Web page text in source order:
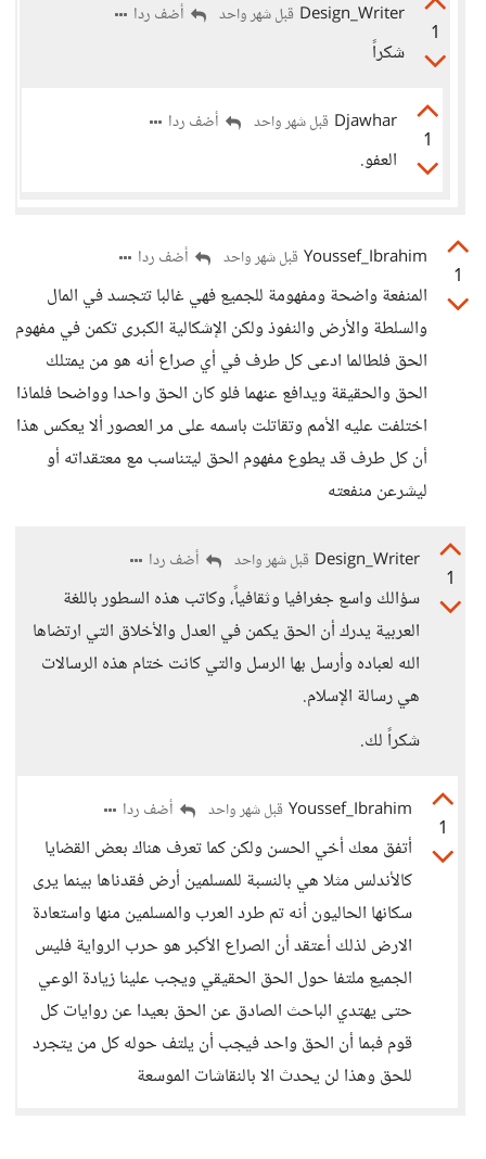
1
Design_Writer قبل شهر واحد أضف ردا
شكراً
1
Djawhar قبل شهر واحد أضف ردا
العفو.
1
Youssef_Ibrahim قبل شهر واحد أضف ردا
المنفعة واضحة ومفهومة للجميع فهي غالبا تتجسد في المال
والسلطة والأرض والنفوذ ولكن الإشكالية الكبرى تكمن في مفهوم
الحق فلطالما ادعى كل طرف في أي صراع أنه هو من يمتلك
الحق والحقيقة ويدافع عنهما فلو كان الحق واحدا وواضحا فلماذا
اختلفت عليه الأمم وتقاتلت باسمه على مر العصور ألا يعكس هذا
أن كل طرف قد يطوع مفهوم الحق ليتناسب مع معتقداته أو
ليشرعن منفعته
1
Design_Writer قبل شهر واحد أضف ردا
سؤالك واسع جغرافيا وثقافياً، وكاتب هذه السطور باللغة
العربية يدرك أن الحق يكمن في العدل والأخلاق التي ارتضاها
الله لعباده وأرسل بها الرسل والتي كانت ختام هذه الرسالات
هي رسالة الإسلام.
شكراً لك.
1
Youssef_Ibrahim قبل شهر واحد أضف ردا
أتفق معك أخي الحسن ولكن كما تعرف هناك بعض القضايا
كالأندلس مثلا هي بالنسبة للمسلمين أرض فقدناها بينما يرى
سكانها الحاليون أنه تم طرد العرب والمسلمين منها واستعادة
الارض لذلك أعتقد أن الصراع الأكبر هو حرب الرواية فليس
الجميع ملتفا حول الحق الحقيقي ويجب علينا زيادة الوعي
حتى يهتدي الباحث الصادق عن الحق بعيدا عن روايات كل
قوم فبما أن الحق واحد فيجب أن يلتف حوله كل من يتجرد
للحق وهذا لن يحدث الا بالنقاشات الموسعة